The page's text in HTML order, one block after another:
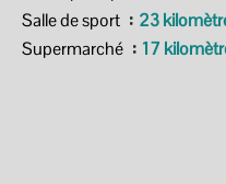
Salle de sport
23
Supermarché
17